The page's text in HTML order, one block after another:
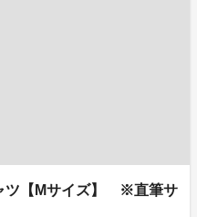
ツ【Mサイズ】 ※直筆サ